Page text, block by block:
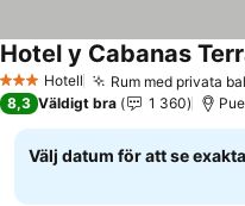
3 StjärnorHotell Rum med privata
Hotel y Cabanas
8,3 Väldigt bra 1 360
Välj datum för att se